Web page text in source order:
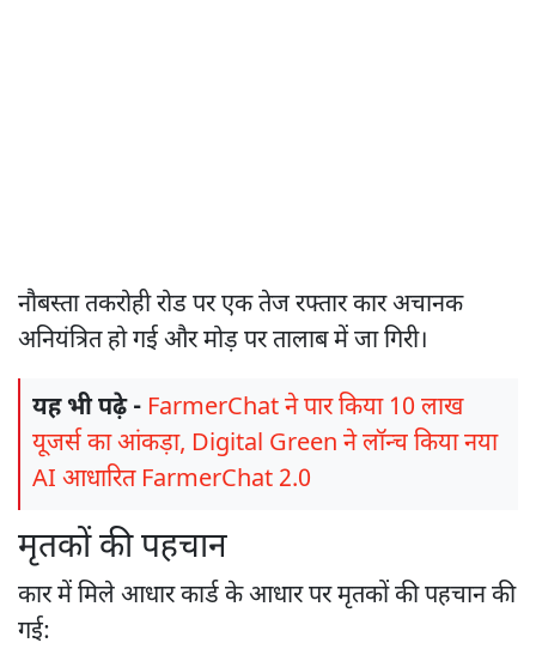
नौबस्ता तकरोही रोड पर एक तेज रफ्तार कार अचानक
अनियंत्रित हो गई और मोड़ पर तालाब में जा गिरी।
यह भी पढ़े - FarmerChat ने पार किया 10 लाख
यूजर्स का आंकड़ा, Digital Green ने लॉन्च किया नया
AI आधारित FarmerChat 2.0
मृतकों की पहचान
कार में मिले आधार कार्ड के आधार पर मृतकों की पहचान की
गई: